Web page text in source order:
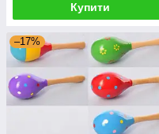
Купити
–17%